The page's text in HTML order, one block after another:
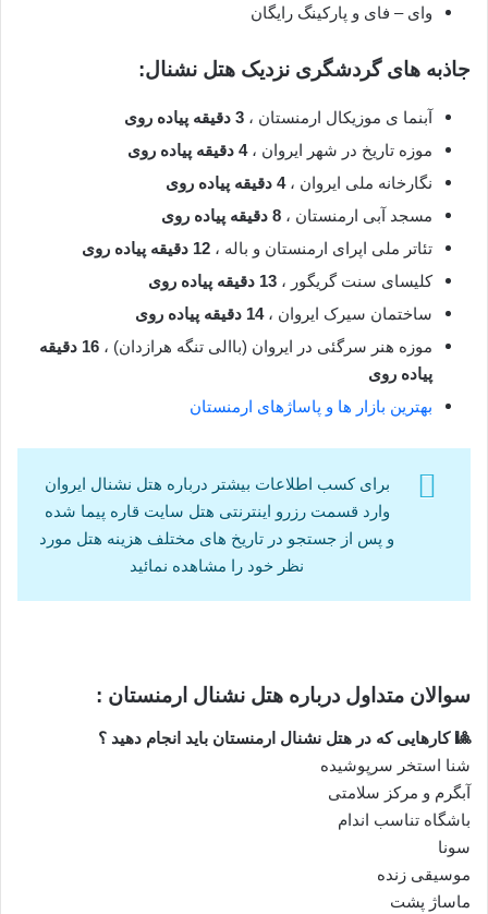
وای – فای و پارکینگ رایگان
جاذبه های گردشگری نزدیک هتل نشنال:
آبنما ی موزیکال ارمنستان ، 3 دقیقه پیاده روی
موزه تاریخ در شهر ایروان ،4 دقیقه پیاده روی
نگارخانه ملی ایروان ،4 دقیقه پیاده روی
مسجد آبی ارمنستان ، 8 دقیقه پیاده روی
تئاتر ملی اپرای ارمنستان و باله ، 12 دقیقه پیاده روی
کلیسای سنت گریگور ، 13 دقیقه پیاده روی
ساختمان سیرک ایروان ،14 دقیقه پیاده روی
موزه هنر سرگئی در ایروان (باالی تنگه هرازدان) ،
16 دقیقه
پیاده روی
بهترین بازار ها و پاساژهای ارمنستان
برای کسب اطلاعات بیشتر درباره هتل نشنال ایروان
وارد قسمت رزرو اینترنتی هتل سایت قاره پیما شده
و پس از جستجو در تاریخ های مختلف هزینه هتل مورد
نظر خود را مشاهده نمائید
سوالان متداول درباره هتل نشنال ارمنستان :
🎱 کارهایی که در هتل نشنال ارمنستان باید انجام دهید ؟
شنا استخر سرپوشیده
آبگرم و مرکز سلامتی
باشگاه تناسب اندام
سونا
موسیقی زنده
ماساژ پشت